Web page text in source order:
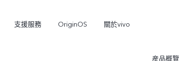
支援服務 OriginOS 關於vivo
産品概覽